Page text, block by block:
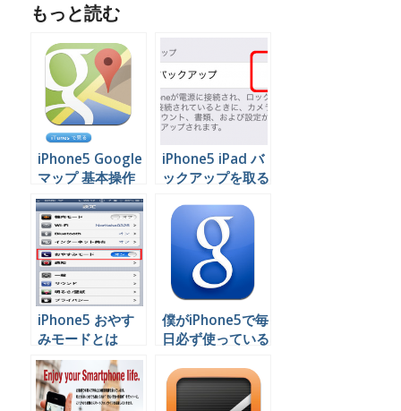
もっと読む
iPhone5 Google
マップ 基本操作
編
iPhone5 iPad バ
ックアップを取る
iPhone5 おやす
みモードとは
僕がiPhone5で毎
日必ず使っている
ービスと便利な関
連アプリ